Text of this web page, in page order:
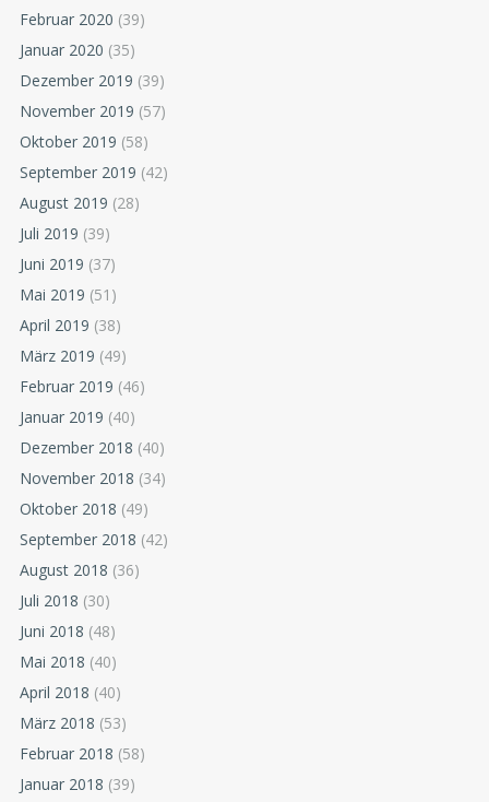
Februar 2020 (39)
Januar 2020 (35)
Dezember 2019 (39)
November 2019 (57)
Oktober 2019 (58)
September 2019 (42)
August 2019 (28)
Juli 2019 (39)
Juni 2019 (37)
Mai 2019 (51)
April 2019 (38)
März 2019 (49)
Februar 2019 (46)
Januar 2019 (40)
Dezember 2018 (40)
November 2018 (34)
Oktober 2018 (49)
September 2018 (42)
August 2018 (36)
Juli 2018 (30)
Juni 2018 (48)
Mai 2018 (40)
April 2018 (40)
März 2018 (53)
Februar 2018 (58)
Januar 2018 (39)